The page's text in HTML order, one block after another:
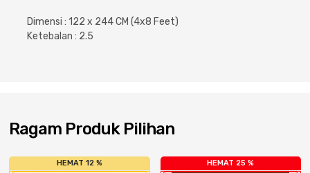
Dimensi : 122 x 244 CM (4x8 Feet)
Ketebalan : 2.5
Ragam Produk Pilihan
HEMAT 12 % HEMAT 25 %